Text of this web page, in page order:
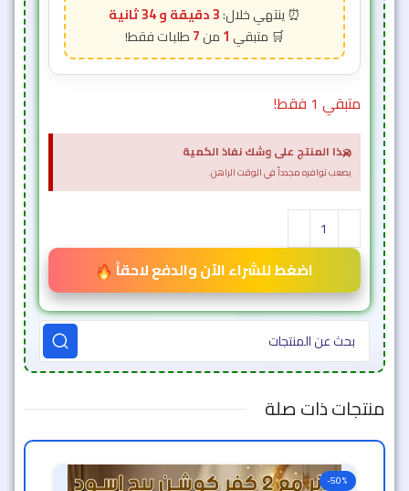
3 دقيقة و 31 ثانية
1
7
متبقي 1 فقط!
هذا المنتج على وشك نفاذ الكمية
يصعب توافره مجدداً في الوقت الراهن.
×
اضغط للشراء الآن والدفع لاحقاً
منتجات ذات صلة
-50%